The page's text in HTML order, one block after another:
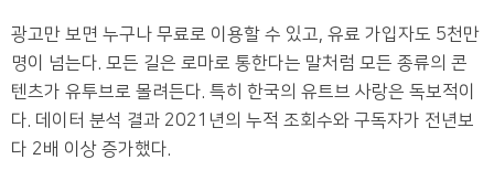
광고만 보면 누구나 무료로 이용할 수 있고, 유료 가입자도 5천만
명이 넘는다. 모든 길은 로마로 통한다는 말처럼 모든 종류의 콘
텐츠가 유투브로 몰려든다. 특히 한국의 유트브 사랑은 독보적이
다. 데이터 분석 결과 2021년의 누적 조회수와 구독자가 전년보
다 2배 이상 증가했다.